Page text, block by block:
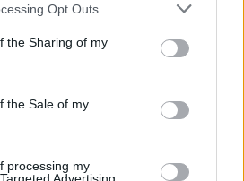
Opt Outs
the Sharing of my
the Sale of my
processing my
osm mladých lidí také do Sociálně
zahradu opět oživí barokní
(
bude o víkendu 3. a 4. září